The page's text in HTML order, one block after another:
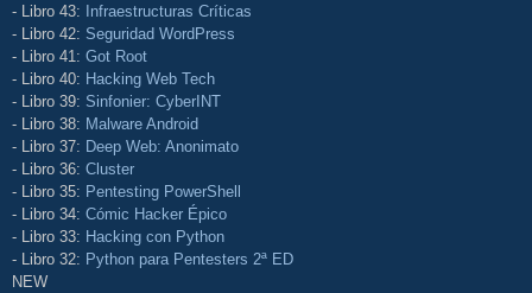
- Libro 43: Infraestructuras Críticas
- Libro 42: Seguridad WordPress
- Libro 41: Got Root
- Libro 40: Hacking Web Tech
- Libro 39: Sinfonier: CyberINT
- Libro 38: Malware Android
- Libro 37: Deep Web: Anonimato
- Libro 36: Cluster
- Libro 35: Pentesting PowerShell
- Libro 34: Cómic Hacker Épico
- Libro 33: Hacking con Python
- Libro 32: Python para Pentesters 2ª ED
NEW